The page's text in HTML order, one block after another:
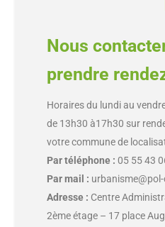
Nous
prendre
Horaires du lundi au
de 13h30 à17h30 sur
votre commune de
Par téléphone : 05 55 43
Par mail :
Adresse : Centre
2ème étage – 17 place